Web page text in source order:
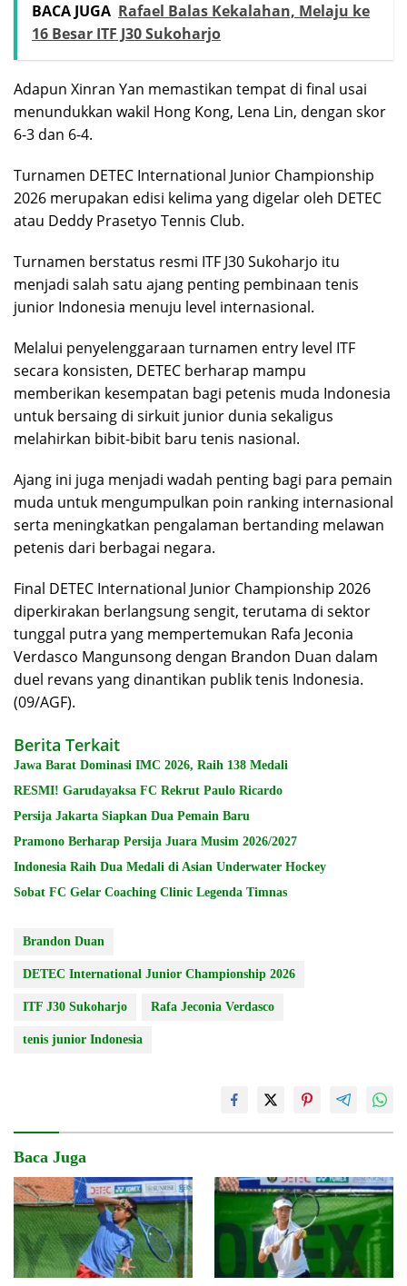
BACA JUGA Rafael Balas Kekalahan, Melaju ke
16 Besar ITF J30 Sukoharjo
Adapun Xinran Yan memastikan tempat di final usai
menundukkan wakil Hong Kong, Lena Lin, dengan skor
6-3 dan 6-4.
Turnamen DETEC International Junior Championship
2026 merupakan edisi kelima yang digelar oleh DETEC
atau Deddy Prasetyo Tennis Club.
Turnamen berstatus resmi ITF J30 Sukoharjo itu
menjadi salah satu ajang penting pembinaan tenis
junior Indonesia menuju level internasional.
Melalui penyelenggaraan turnamen entry level ITF
secara konsisten, DETEC berharap mampu
memberikan kesempatan bagi petenis muda Indonesia
untuk bersaing di sirkuit junior dunia sekaligus
melahirkan bibit-bibit baru tenis nasional.
Ajang ini juga menjadi wadah penting bagi para pemain
muda untuk mengumpulkan poin ranking internasional
serta meningkatkan pengalaman bertanding melawan
petenis dari berbagai negara.
Final DETEC International Junior Championship 2026
diperkirakan berlangsung sengit, terutama di sektor
tunggal putra yang mempertemukan Rafa Jeconia
Verdasco Mangunsong dengan Brandon Duan dalam
duel revans yang dinantikan publik tenis Indonesia.
(09/AGF).
Berita Terkait
Jawa Barat Dominasi IMC 2026, Raih 138 Medali
RESMI! Garudayaksa FC Rekrut Paulo Ricardo
Persija Jakarta Siapkan Dua Pemain Baru
Pramono Berharap Persija Juara Musim 2026/2027
Indonesia Raih Dua Medali di Asian Underwater Hockey
Sobat FC Gelar Coaching Clinic Legenda Timnas
Brandon Duan
DETEC International Junior Championship 2026
ITF J30 Sukoharjo Rafa Jeconia Verdasco
tenis junior Indonesia
Baca Juga